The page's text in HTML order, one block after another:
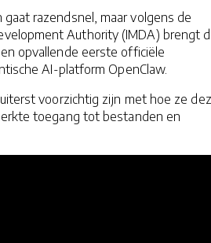
razendsnel, maar volgens de
Authority (IMDA) brengt
opvallende eerste officiële
AI-platform OpenClaw.
voorzichtig zijn met hoe ze
toegang tot bestanden en